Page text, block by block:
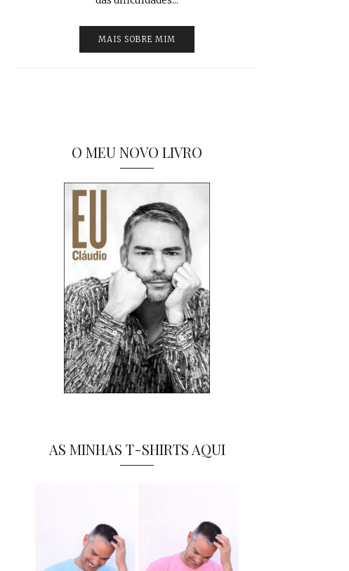
MAIS SOBRE MIM
O MEU NOVO LIVRO
AS MINHAS T-SHIRTS AQUI